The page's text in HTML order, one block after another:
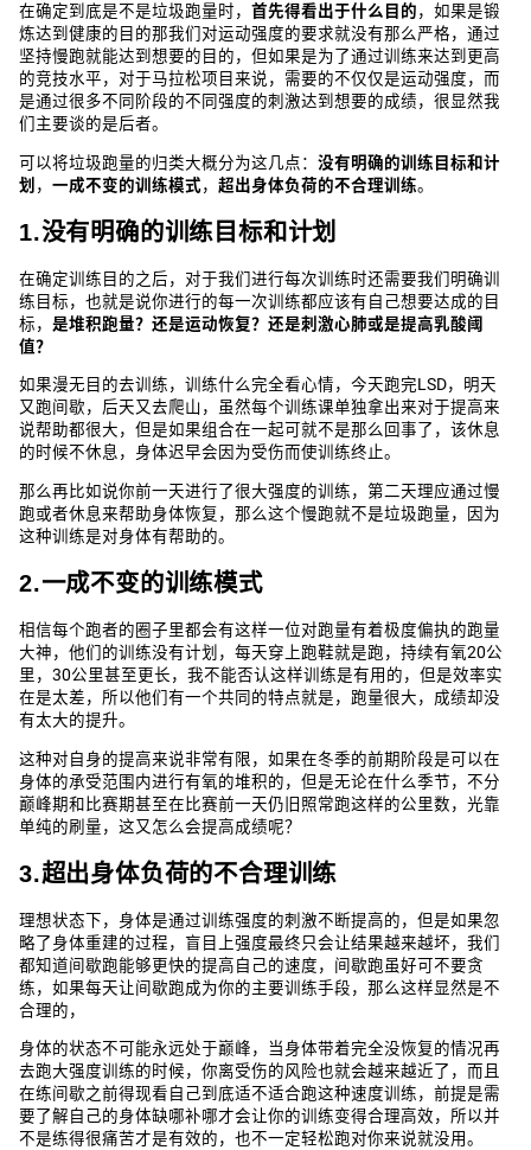
在确定到底是不是垃圾跑量时， 首先得看出于什么目的，如果是锻
炼达到健康的目的那我们对运动强度的要求就没有那么严格，通过
坚持慢跑就能达到想要的目的，但如果是为了通过训练来达到更高
的竞技水平，对于马拉松项目来说，需要的不仅仅是运动强度，而
是通过很多不同阶段的不同强度的刺激达到想要的成绩，很显然我
们主要谈的是后者。
可以将垃圾跑量的归类大概分为这几点： 没有明确的训练目标和计
划 ， 一成不变的训练模式， 超出身体负荷的不合理训练。
1.没有明确的训练目标和计划
在确定训练目的之后，对于我们进行每次训练时还需要我们明确训
练目标，也就是说你进行的每一次训练都应该有自己想要达成的目
标， 是堆积跑量？ 还是运动恢复？ 还是刺激心肺或是提高乳酸阈
值？
如果漫无目的去训练，训练什么完全看心情，今天跑完LSD，明天
又跑间歇，后天又去爬山，虽然每个训练课单独拿出来对于提高来
说帮助都很大，但是如果组合在一起可就不是那么回事了，该休息
的时候不休息，身体迟早会因为受伤而使训练终止。
那么再比如说你前一天进行了很大强度的训练，第二天理应通过慢
跑或者休息来帮助身体恢复，那么这个慢跑就不是垃圾跑量，因为
这种训练是对身体有帮助的。
2.一成不变的训练模式
相信每个跑者的圈子里都会有这样一位对跑量有着极度偏执的跑量
大神，他们的训练没有计划，每天穿上跑鞋就是跑，持续有氧20公
里，30公里甚至更长，我不能否认这样训练是有用的，但是效率实
在是太差，所以他们有一个共同的特点就是，跑量很大，成绩却没
有太大的提升。
这种对自身的提高来说非常有限，如果在冬季的前期阶段是可以在
身体的承受范围内进行有氧的堆积的，但是无论在什么季节，不分
巅峰期和比赛期甚至在比赛前一天仍旧照常跑这样的公里数，光靠
单纯的刷量，这又怎么会提高成绩呢？
3.超出身体负荷的不合理训练
理想状态下，身体是通过训练强度的刺激不断提高的，但是如果忽
略了身体重建的过程，盲目上强度最终只会让结果越来越坏，我们
都知道间歇跑能够更快的提高自己的速度，间歇跑虽好可不要贪
练，如果每天让间歇跑成为你的主要训练手段，那么这样显然是不
合理的，
身体的状态不可能永远处于巅峰，当身体带着完全没恢复的情况再
去跑大强度训练的时候，你离受伤的风险也就会越来越近了，而且
在练间歇之前得现看自己到底适不适合跑这种速度训练，前提是需
要了解自己的身体缺哪补哪才会让你的训练变得合理高效，所以并
不是练得很痛苦才是有效的，也不一定轻松跑对你来说就没用。